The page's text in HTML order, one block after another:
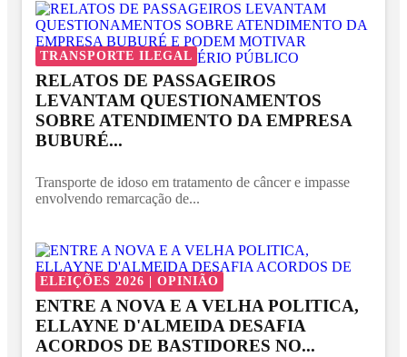
TRANSPORTE ILEGAL
RELATOS DE PASSAGEIROS
LEVANTAM QUESTIONAMENTOS
SOBRE ATENDIMENTO DA EMPRESA
BUBURÉ...
Transporte de idoso em tratamento de câncer e impasse
envolvendo remarcação de...
ELEIÇÕES 2026 | OPINIÃO
ENTRE A NOVA E A VELHA POLITICA,
ELLAYNE D'ALMEIDA DESAFIA
ACORDOS DE BASTIDORES NO...